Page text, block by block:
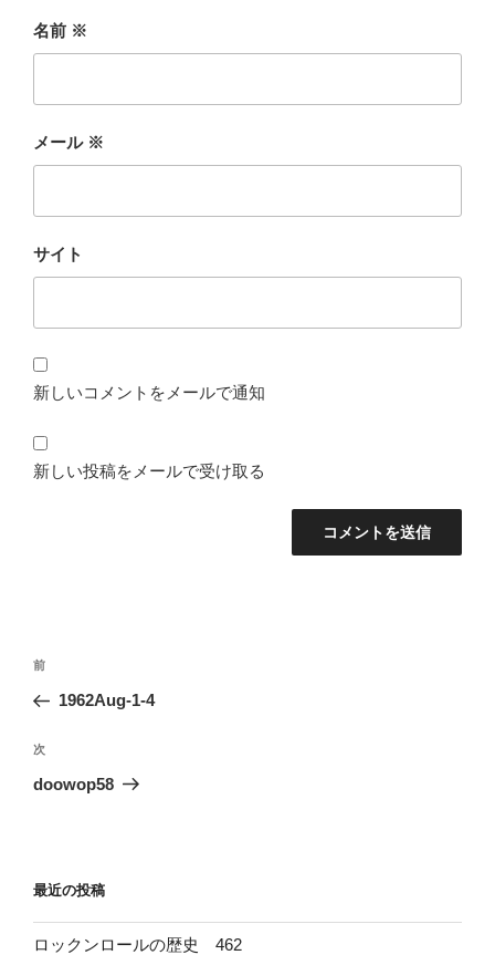
名前 ※
メール ※
サイト
新しいコメントをメールで通知
新しい投稿をメールで受け取る
投
ナ
ビ
ゲ
ン
前
の
稿
前
1962Aug-1-4
次
の
次
doowop58
最近の投稿
ロックンロールの歴史 462